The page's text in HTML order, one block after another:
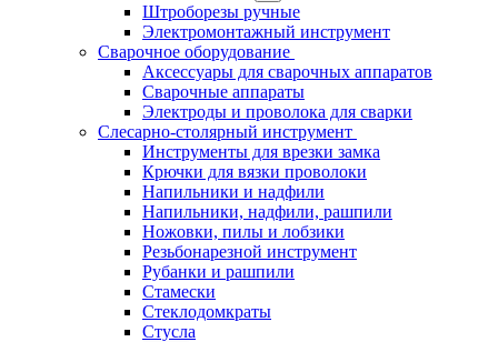
Штроборезы ручные
Электромонтажный инструмент
Сварочное оборудование
Аксессуары для сварочных аппаратов
Сварочные аппараты
Электроды и проволока для сварки
Слесарно-столярный инструмент
Инструменты для врезки замка
Крючки для вязки проволоки
Напильники и надфили
Напильники, надфили, рашпили
Ножовки, пилы и лобзики
Резьбонарезной инструмент
Рубанки и рашпили
Стамески
Стеклодомкраты
Стусла